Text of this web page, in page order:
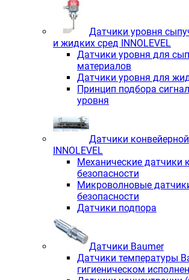
Датчики уровня
и жидких сред INNOLEVEL
Датчики уровня для
материалов
Датчики уровня для
Принцип подбора
уровня
Датчики
INNOLEVEL
Механические датчики
безопасности
Микроволновые
безопасности
Датчики подпора
Датчики Baumer
Датчики температуры
гигиеническом